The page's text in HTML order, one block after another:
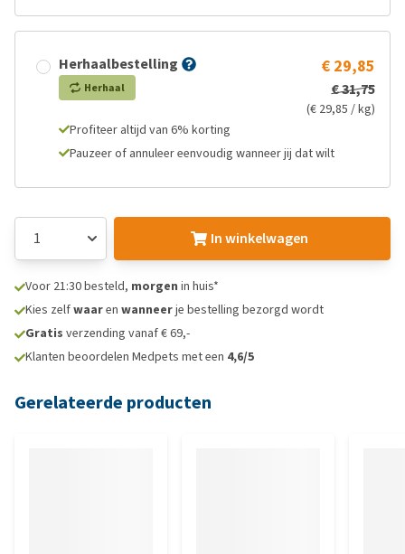
Herhaalbestelling
Herhaal
€ 29,85
€ 31,75
(€ 29,85 / kg)
Profiteer altijd van 6% korting
Pauzeer of annuleer eenvoudig wanneer jij dat wilt
In winkelwagen
Voor 21:30 besteld, morgen in huis*
Kies zelfwaaren wanneerje bestelling bezorgd wordt
Gratis verzending vanaf € 69,-
Klanten beoordelen Medpets met een 4,6/5
Gerelateerde producten